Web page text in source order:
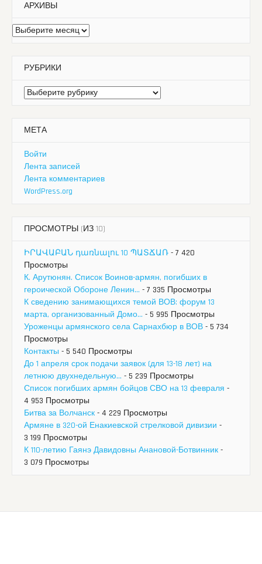
АРХИВЫ
Архивы
РУБРИКИ
Рубрики
МЕТА
Войти
Лента записей
Лента комментариев
WordPress.org
ПРОСМОТРЫ (ИЗ 10)
ԻՐԱՎԱԲԱՆ դառնալու 10 ՊԱՏՃԱՌ - 7 420
Просмотры
К. Арутюнян. Список Воинов-армян, погибших в
героической Обороне Ленин... - 7 335 Просмотры
К сведению занимающихся темой ВОВ: форум 13
марта, организованный Домо... - 5 995 Просмотры
Уроженцы армянского села Сарнахбюр в ВОВ - 5 734
Просмотры
Контакты - 5 540 Просмотры
До 1 апреля срок подачи заявок (для 13-18 лет) на
летнюю двухнедельную... - 5 239 Просмотры
Список погибших армян бойцов СВО на 13 февраля -
4 953 Просмотры
Битва за Волчанск - 4 229 Просмотры
Армяне в 320-ой Енакиевской стрелковой дивизии -
3 199 Просмотры
К 110-летию Гаянэ Давидовны Анановой-Ботвинник -
3 079 Просмотры